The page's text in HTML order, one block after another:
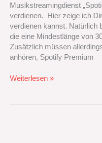
Musikstreamingdienst‭
verdienen.‭ ‬ Hier zeige ich
verdienen kannst.‭ ‬Natürlich
die eine Mindestlänge von‭
‬Zusätzlich müssen
anhören,‭ ‬Spotify Premium
Weiterlesen »